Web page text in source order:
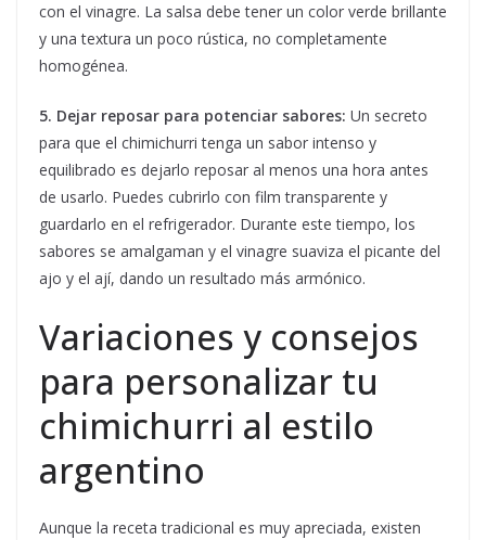
con el vinagre. La salsa debe tener un color verde brillante
y una textura un poco rústica, no completamente
homogénea.
5. Dejar reposar para potenciar sabores: Un secreto
para que el chimichurri tenga un sabor intenso y
equilibrado es dejarlo reposar al menos una hora antes
de usarlo. Puedes cubrirlo con film transparente y
guardarlo en el refrigerador. Durante este tiempo, los
sabores se amalgaman y el vinagre suaviza el picante del
ajo y el ají, dando un resultado más armónico.
Variaciones y consejos
para personalizar tu
chimichurri al estilo
argentino
Aunque la receta tradicional es muy apreciada, existen